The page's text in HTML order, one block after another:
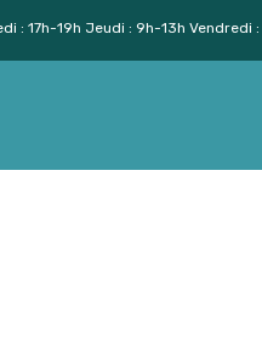
: 17h-19h Jeudi : 9h-13h Vendredi